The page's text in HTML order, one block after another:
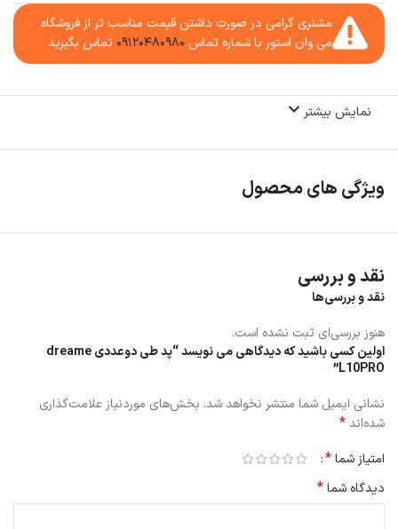
مشتری گرامی در صورت داشتن قیمت مناسب تر از فروشگاه
می وان استور با شماره تماس ۰۹۱۲۰۴۸۰۹۸۰ تماس بگیرید
نمایش بیشتر
ویژگی های محصول
نقد و بررسی
نقد و بررسی‌ها
هنوز بررسی‌ای ثبت نشده است.
اولین کسی باشید که دیدگاهی می نویسد “پد طی دوعددی dreame
L10PRO”
نشانی ایمیل شما منتشر نخواهد شد. بخش‌های موردنیاز علامت‌گذاری
شده‌اند*
امتیاز شما*
دیدگاه شما*